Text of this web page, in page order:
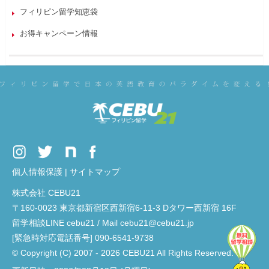
フィリピン留学知恵袋
お得キャンペーン情報
個人情報保護 | サイトマップ
株式会社 CEBU21
〒160-0023 東京都新宿区西新宿6-11-3 Dタワー西新宿 16F
留学相談LINE cebu21 / Mail cebu21@cebu21.jp
[緊急時対応電話番号] 090-6541-9738
© Copyright (C) 2007 - 2026 CEBU21 All Rights Reserved.